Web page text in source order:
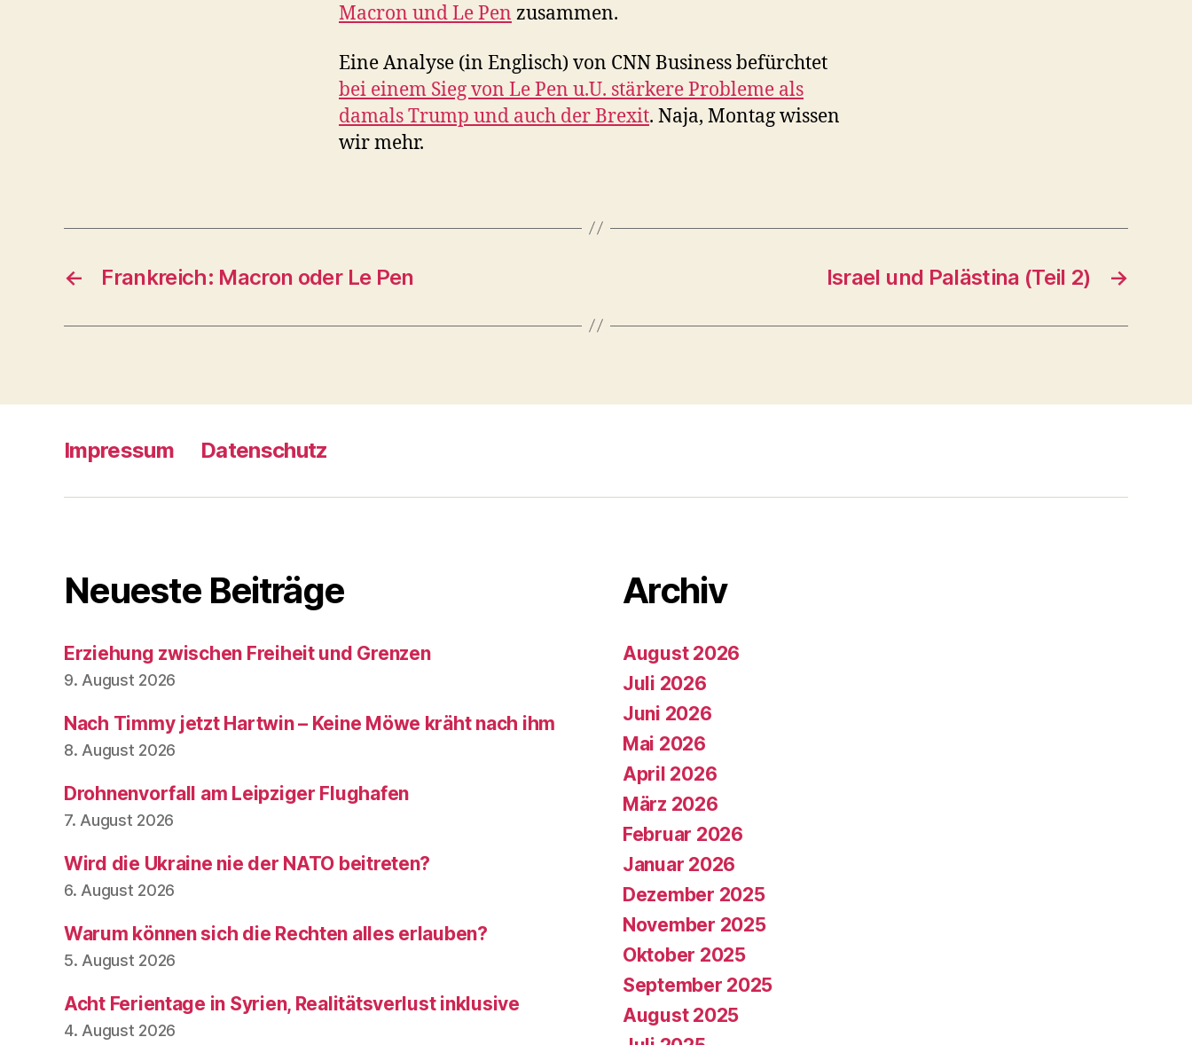
Macron und Le Pen zusammen.
Eine Analyse (in Englisch) von CNN Business befürchtet
bei einem Sieg von Le Pen u.U. stärkere Probleme als
damals Trump und auch der Brexit. Naja, Montag wissen
wir mehr.
← Frankreich: Macron oder Le Pen →
Israel und Palästina (Teil 2)
Impressum Datenschutz
Neueste Beiträge
Erziehung zwischen Freiheit und Grenzen
9. August 2026
Nach Timmy jetzt Hartwin – Keine Möwe kräht nach ihm
8. August 2026
Drohnenvorfall am Leipziger Flughafen
7. August 2026
Wird die Ukraine nie der NATO beitreten?
6. August 2026
Warum können sich die Rechten alles erlauben?
5. August 2026
Acht Ferientage in Syrien, Realitätsverlust inklusive
4. August 2026
Archiv
August 2026
Juli 2026
Juni 2026
Mai 2026
April 2026
März 2026
Februar 2026
Januar 2026
Dezember 2025
November 2025
Oktober 2025
September 2025
August 2025